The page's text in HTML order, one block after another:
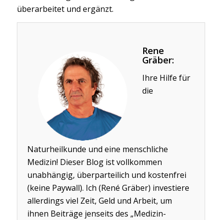
überarbeitet und ergänzt.
Rene
Gräber:
Ihre Hilfe für
die
Naturheilkunde und eine menschliche
Medizin! Dieser Blog ist vollkommen
unabhängig, überparteilich und kostenfrei
(keine Paywall). Ich (René Gräber) investiere
allerdings viel Zeit, Geld und Arbeit, um
ihnen Beiträge jenseits des „Medizin-